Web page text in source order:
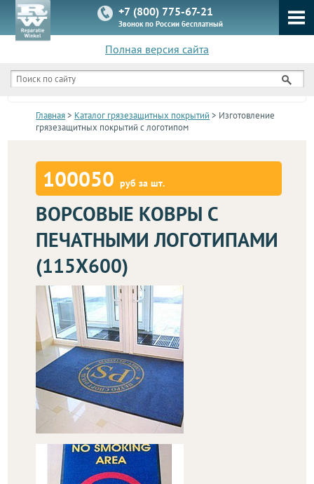
+7 (800) 775-67-21
Звонок по России бесплатный
Полная версия сайта
КАТАЛОГ
Главная> Каталог грязезащитных покрытий > Изготовление
грязезащитных покрытий с логотипом
100050руб за шт.
ВОРСОВЫЕ КОВРЫ С
ПЕЧАТНЫМИ ЛОГОТИПАМИ
(115Х600)